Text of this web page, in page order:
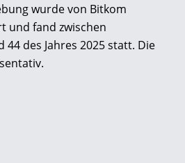
wurde von Bitkom
und fand zwischen
44 des Jahres 2025 statt. Die